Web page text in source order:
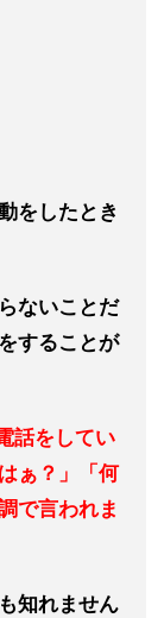
をしたとき
ないことだ
することが
話をしてい
ぁ？」「何
で言われま
知れません